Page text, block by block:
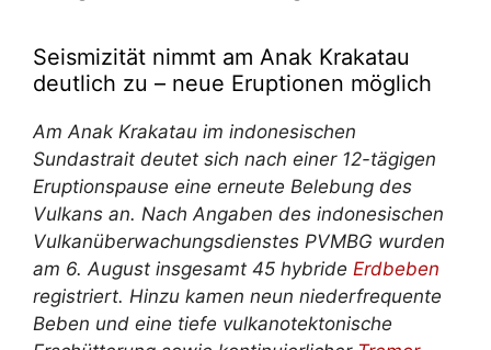
Seismizität nimmt am Anak Krakatau
deutlich zu – neue Eruptionen möglich
Am Anak Krakatau im indonesischen
Sundastrait deutet sich nach einer 12-tägigen
Eruptionspause eine erneute Belebung des
Vulkans an. Nach Angaben des indonesischen
Vulkanüberwachungsdienstes PVMBG wurden
am 6. August insgesamt 45 hybride Erdbeben
registriert. Hinzu kamen neun niederfrequente
Beben und eine tiefe vulkanotektonische